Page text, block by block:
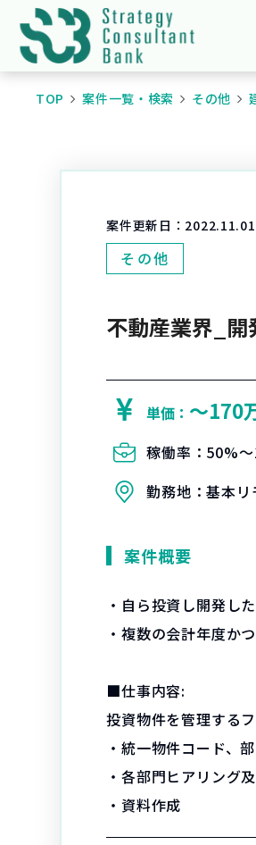
TOP 案件一覧・検索 その他
案件更新日： 2022.11.01
その他
不動産業界_
単価： 〜170
稼働率： 50%
勤務地：基本リ
案件概要
・自ら投資し開発し
・複数の会計年度か
■仕事内容:
投資物件を管理する
・統一物件コード、
・各部門ヒアリング
・資料作成